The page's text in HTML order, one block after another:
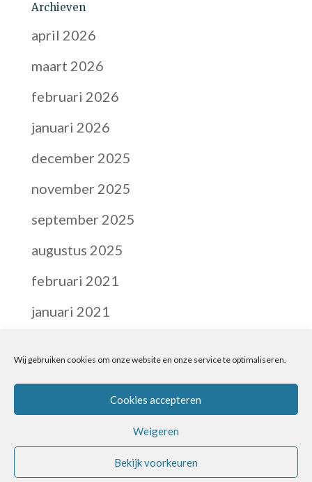
Wij gebruiken cookies om onze website en onze service te optimaliseren.
Cookies accepteren
Weigeren
Bekijk voorkeuren
Archieven
april 2026
maart 2026
februari 2026
januari 2026
december 2025
november 2025
september 2025
augustus 2025
februari 2021
januari 2021
© Ebb & Flow Coaching 2025, Francisca